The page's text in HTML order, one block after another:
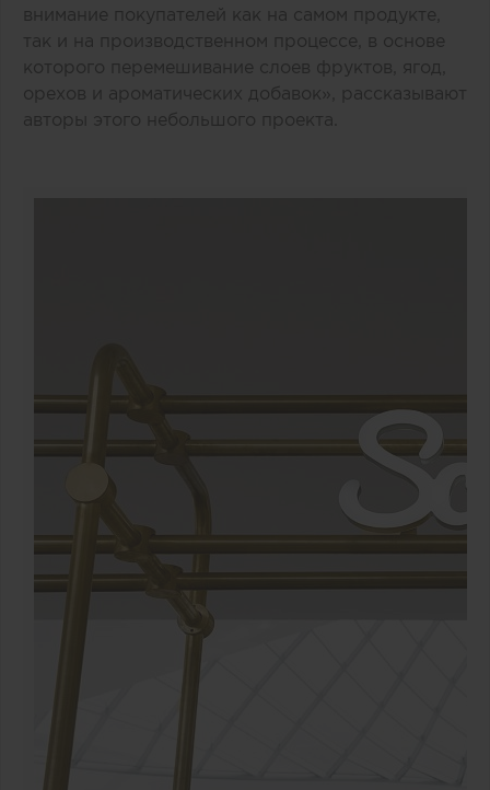
внимание покупателей как на самом продукте,
так и на производственном процессе, в основе
которого перемешивание слоев фруктов, ягод,
орехов и ароматических добавок», рассказывают
авторы этого небольшого проекта.